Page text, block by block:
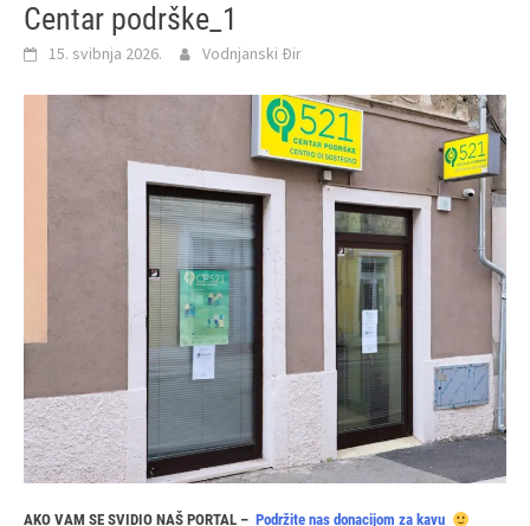
Centar podrške_1
15. svibnja 2026. Vodnjanski Đir
AKO VAM SE SVIDIO NAŠ PORTAL – Podržite nas donacijom za kavu